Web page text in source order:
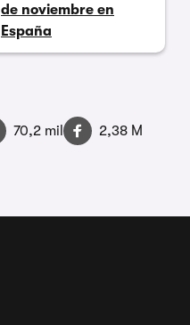
de noviembre en
España
70,2 mil
2,38 M